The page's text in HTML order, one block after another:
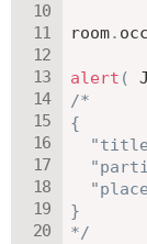
room.
alert (
/*
{
}
*/